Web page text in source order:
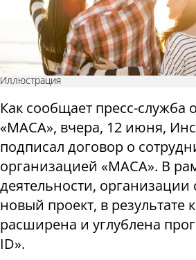
Иллюстрация
Как сообщает пресс-служба
«МАСА», вчера, 12 июня,
подписал договор о
организацией «МАСА». В
деятельности,
новый проект, в результате
расширена и углублена
ID».